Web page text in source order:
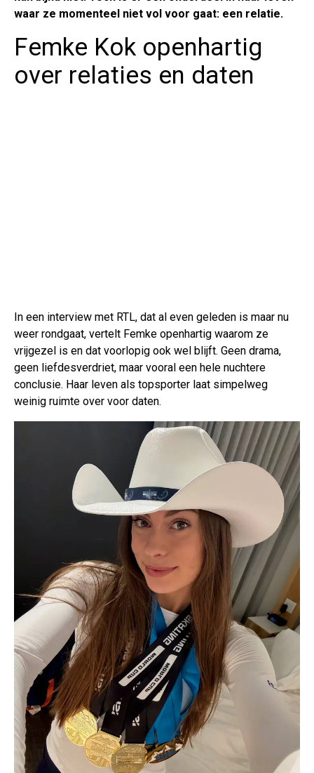
waar ze momenteel niet vol voor gaat: een relatie.
Femke Kok openhartig
over relaties en daten
In een interview met RTL, dat al even geleden is maar nu
weer rondgaat, vertelt Femke openhartig waarom ze
vrijgezel is en dat voorlopig ook wel blijft. Geen drama,
geen liefdesverdriet, maar vooral een hele nuchtere
conclusie. Haar leven als topsporter laat simpelweg
weinig ruimte over voor daten.